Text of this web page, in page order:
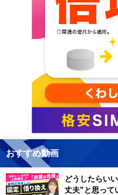
おすすめ動画
どうしたらい
丈夫”と思って